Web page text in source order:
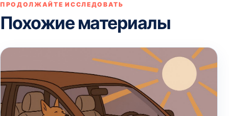
ПРОДОЛЖАЙТЕ ИССЛЕДОВАТЬ
Похожие материалы